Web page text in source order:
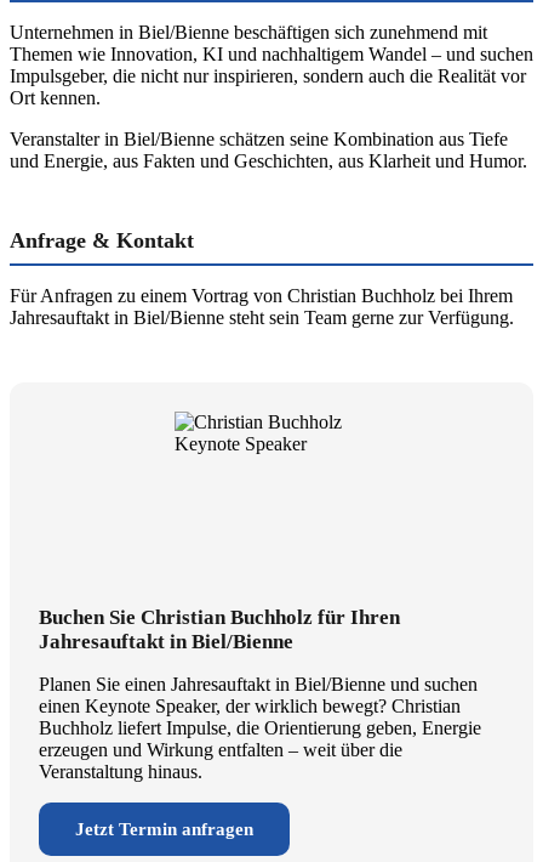
Unternehmen in Biel/Bienne beschäftigen sich zunehmend mit
Themen wie Innovation, KI und nachhaltigem Wandel – und suchen
Impulsgeber, die nicht nur inspirieren, sondern auch die Realität vor
Ort kennen.
Veranstalter in Biel/Bienne schätzen seine Kombination aus Tiefe
und Energie, aus Fakten und Geschichten, aus Klarheit und Humor.
Anfrage & Kontakt
Für Anfragen zu einem Vortrag von Christian Buchholz bei Ihrem
Jahresauftakt in Biel/Bienne steht sein Team gerne zur Verfügung.
Buchen Sie Christian Buchholz für Ihren
Jahresauftakt in Biel/Bienne
Planen Sie einen Jahresauftakt in Biel/Bienne und suchen
einen Keynote Speaker, der wirklich bewegt? Christian
Buchholz liefert Impulse, die Orientierung geben, Energie
erzeugen und Wirkung entfalten – weit über die
Veranstaltung hinaus.
Jetzt Termin anfragen